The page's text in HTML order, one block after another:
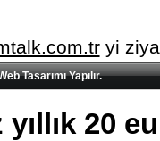
yi
Tasarımı Yapılır.
20